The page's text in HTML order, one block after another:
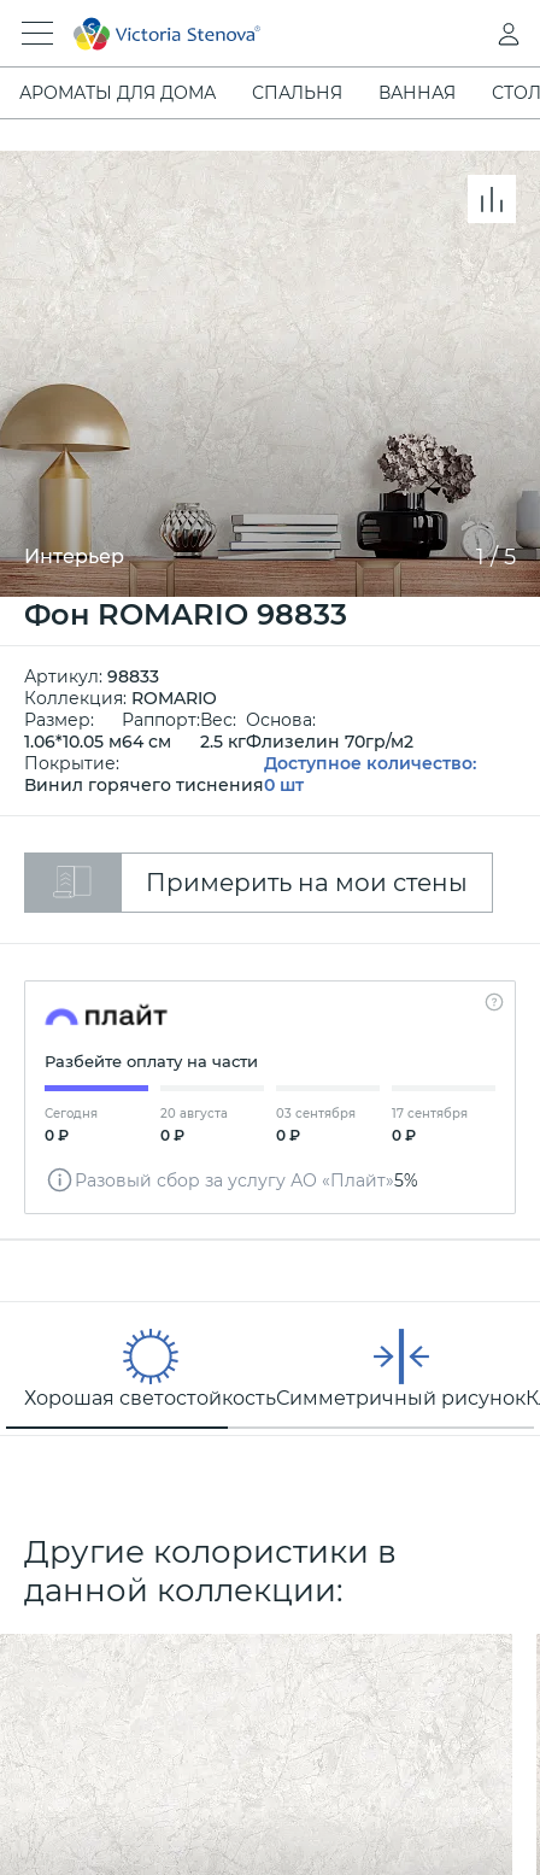
АРОМАТЫ ДЛЯ ДОМА СПАЛЬНЯ ВАННАЯ
Интерьер 1/5
Фон ROMARIO 98833
Артикул: 98833
Коллекция: ROMARIO
Размер:
1.06*10.05 м
Раппорт:
64 см
Вес:
2.5 кг
Основа:
Флизелин 70гр/м2
Покрытие:
Винил горячего тиснения
Доступное количество:
0 шт
Примерить на мои стены
Разбейте оплату на части
Сегодня
0 ₽
20 августа
0 ₽
03 сентября
0 ₽
17 сентября
0 ₽
Разовый сбор за услугу АО «Плайт»5%
Хорошая светостойкостьСимметричный рисунок
Другие колористики в
данной коллекции: